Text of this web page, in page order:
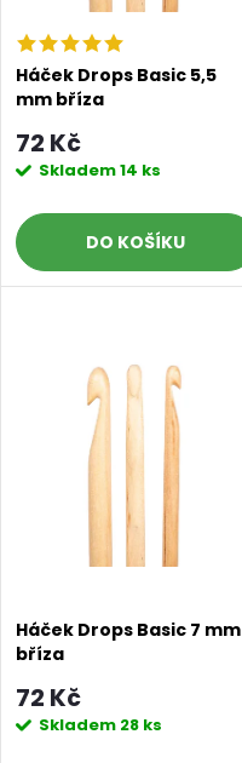
p
r
o
d
u
p
r
o
d
u
Háček Drops Basic 5,5
mm bříza
72 Kč
Skladem14 ks
DO KOŠÍKU
Háček Drops Basic 7 mm
bříza
72 Kč
Skladem 28 ks